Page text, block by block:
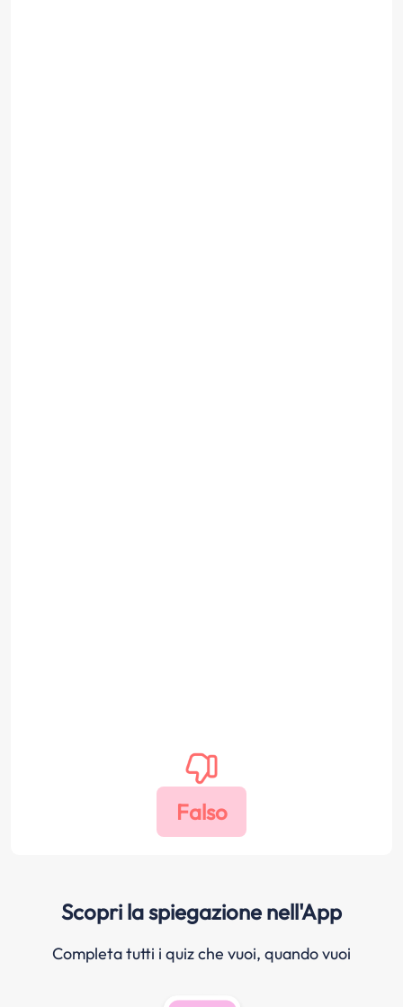
Scopri la spiegazione nell'App
Completa tutti i quiz che vuoi, quando vuoi